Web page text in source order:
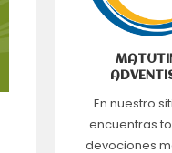
En nuestro
encuentras
devociones